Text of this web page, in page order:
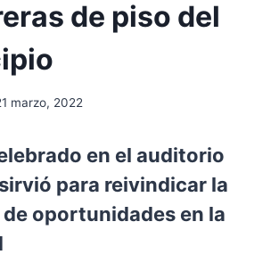
de piso del
marzo, 2022
en el auditorio
para reivindicar la
oportunidades en la